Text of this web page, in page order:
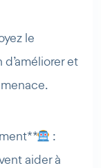
le
et
:
aider à